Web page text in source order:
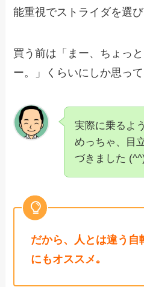
能重視でストライダを選
買う前は「まー、ちょっ
ー。」くらいにしか思って
実際に乗るよ
めっちゃ、目
づきました
だから、人とは違う自
にもオススメ｡